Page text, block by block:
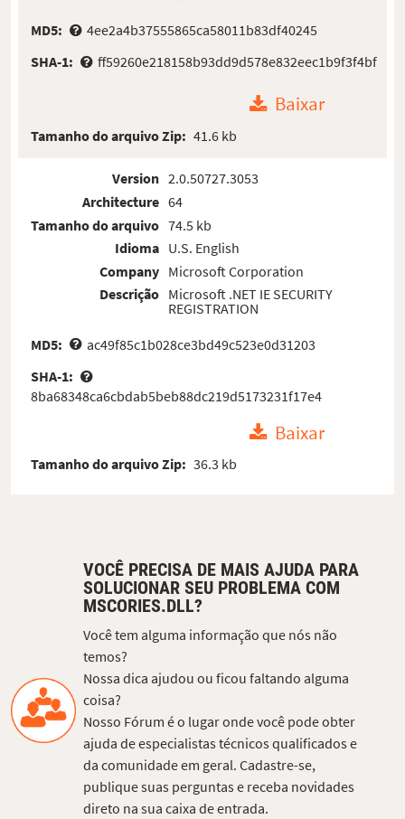
MD5:
4ee2a4b37555865ca58011b83df40245
SHA-1:
ff59260e218158b93dd9d578e832eec1b9f3f4bf
Baixar
Tamanho do arquivo Zip: 41.6 kb
Version
Architecture
Tamanho do arquivo
Idioma
Company
Descrição
2.0.50727.3053
64
74.5 kb
U.S. English
Microsoft Corporation
Microsoft .NET IE SECURITY
REGISTRATION
MD5:
ac49f85c1b028ce3bd49c523e0d31203
SHA-1:
8ba68348ca6cbdab5beb88dc219d5173231f17e4
Baixar
Tamanho do arquivo Zip: 36.3 kb
VOCÊ PRECISA DE MAIS AJUDA PARA
SOLUCIONAR SEU PROBLEMA COM
MSCORIES.DLL?
Você tem alguma informação que nós não
temos?
Nossa dica ajudou ou ficou faltando alguma
coisa?
Nosso Fórum é o lugar onde você pode obter
ajuda de especialistas técnicos qualificados e
da comunidade em geral. Cadastre-se,
publique suas perguntas e receba novidades
direto na sua caixa de entrada.